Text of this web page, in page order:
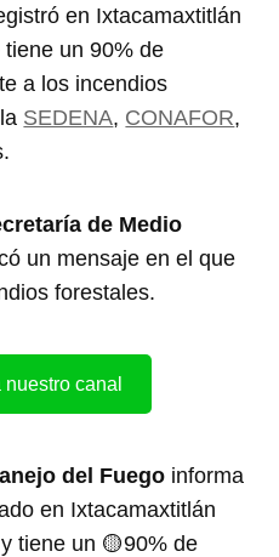
en Ixtacamaxtitlán
un 90% de
a los incendios
SEDENA, CONAFOR,
de Medio
un mensaje en el que
forestales.
canal
del Fuego informa
en Ixtacamaxtitlán
tiene un 🟡90% de